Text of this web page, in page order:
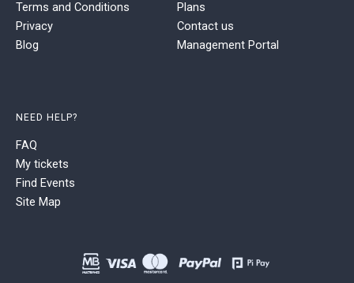
Terms and Conditions
Privacy
Blog
Plans
Contact us
Management Portal
NEED HELP?
FAQ
My tickets
Find Events
Site Map